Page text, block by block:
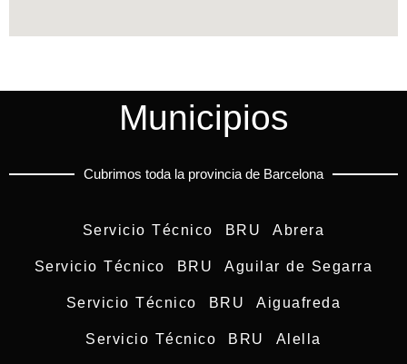
Municipios
Cubrimos toda la provincia de Barcelona
Servicio Técnico BRU Abrera
Servicio Técnico BRU Aguilar de Segarra
Servicio Técnico BRU Aiguafreda
Servicio Técnico BRU Alella